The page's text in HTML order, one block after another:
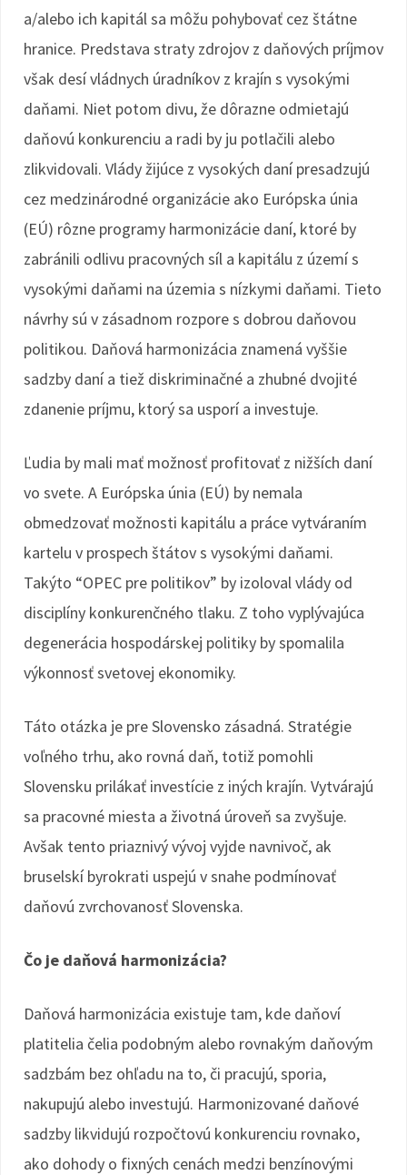
a/alebo ich kapitál sa môžu pohybovať cez štátne
hranice. Predstava straty zdrojov z daňových príjmov
však desí vládnych úradníkov z krajín s vysokými
daňami. Niet potom divu, že dôrazne odmietajú
daňovú konkurenciu a radi by ju potlačili alebo
zlikvidovali. Vlády žijúce z vysokých daní presadzujú
cez medzinárodné organizácie ako Európska únia
(EÚ) rôzne programy harmonizácie daní, ktoré by
zabránili odlivu pracovných síl a kapitálu z území s
vysokými daňami na územia s nízkymi daňami. Tieto
návrhy sú v zásadnom rozpore s dobrou daňovou
politikou. Daňová harmonizácia znamená vyššie
sadzby daní a tiež diskriminačné a zhubné dvojité
zdanenie príjmu, ktorý sa usporí a investuje.
Ľudia by mali mať možnosť profitovať z nižších daní
vo svete. A Európska únia (EÚ) by nemala
obmedzovať možnosti kapitálu a práce vytváraním
kartelu v prospech štátov s vysokými daňami.
Takýto “OPEC pre politikov” by izoloval vlády od
disciplíny konkurenčného tlaku. Z toho vyplývajúca
degenerácia hospodárskej politiky by spomalila
výkonnosť svetovej ekonomiky.
Táto otázka je pre Slovensko zásadná. Stratégie
voľného trhu, ako rovná daň, totiž pomohli
Slovensku prilákať investície z iných krajín. Vytvárajú
sa pracovné miesta a životná úroveň sa zvyšuje.
Avšak tento priaznivý vývoj vyjde navnivoč, ak
bruselskí byrokrati uspejú v snahe podmínovať
daňovú zvrchovanosť Slovenska.
Čo je daňová harmonizácia?
Daňová harmonizácia existuje tam, kde daňoví
platitelia čelia podobným alebo rovnakým daňovým
sadzbám bez ohľadu na to, či pracujú, sporia,
nakupujú alebo investujú. Harmonizované daňové
sadzby likvidujú rozpočtovú konkurenciu rovnako,
ako dohody o fixných cenách medzi benzínovými